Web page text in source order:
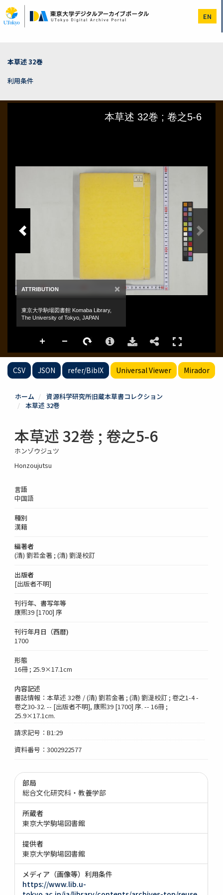
イ
ン
EN
本草述 32巻
利用条件
CSV JSON refer/BibIX Universal Viewer Mirador
ホーム
資源科学研究所旧蔵本草書コレクション
本草述 32巻
本草述 32巻 ; 卷之5-6
ホンゾウジュツ
Honzoujutsu
言語
中国語
種別
漢籍
編著者
(清) 劉若金著 ; (清) 劉湜校訂
出版者
[出版者不明]
刊行年、書写年等
康熙39 [1700] 序
刊行年月日（西暦)
1700
形態
16冊 ; 25.9×17.1cm
内容記述
書誌情報：本草述 32巻 / (清) 劉若金著 ; (清) 劉湜校訂 ; 卷之1-4 -
卷之30-32. -- [出版者不明], 康熙39 [1700] 序. -- 16冊 ;
25.9×17.1cm.
請求記号：B1:29
資料番号：3002922577
部局
総合文化研究科・教養学部
所蔵者
東京大学駒場図書館
提供者
東京大学駒場図書館
メディア（画像等）利用条件
https://www.lib.u-